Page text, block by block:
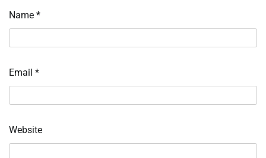
Name *
Email *
Website